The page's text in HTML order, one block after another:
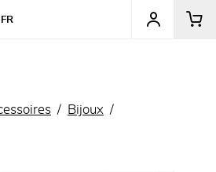
des boutiques de musées
FR
Bijoux